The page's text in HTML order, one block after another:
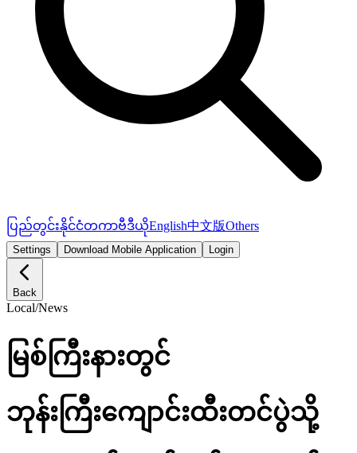
ပြည်တွင်းနိုင်ငံတကာဗီဒီယိုEnglish中文版Others
Settings Download Mobile Application Login
Back
Local/News
မြစ်ကြီးနားတွင်
ဘုန်းကြီးကျောင်းထီးတင်ပွဲသို့